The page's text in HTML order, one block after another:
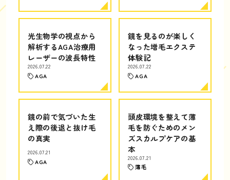
光生物学の視点から
解析するAGA治療用
レーザーの波長特性
2026.07.22
AGA
鏡を見るのが楽しく
なった増毛エクステ
体験記
2026.07.22
AGA
鏡の前で気づいた生
え際の後退と抜け毛
の真実
2026.07.21
AGA
頭皮環境を整えて薄
毛を防ぐためのメン
ズスカルプケアの基
本
2026.07.21
薄毛